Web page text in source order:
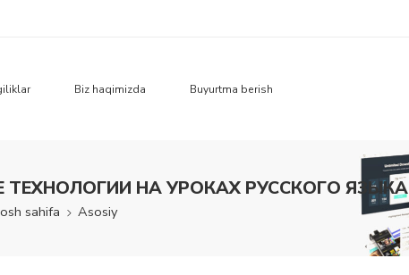
Biz haqimizda Buyurtma berish
ТЕХНОЛОГИИ НА УРОКАХ РУССКОГО ЯЗЫКА
sahifa Asosiy